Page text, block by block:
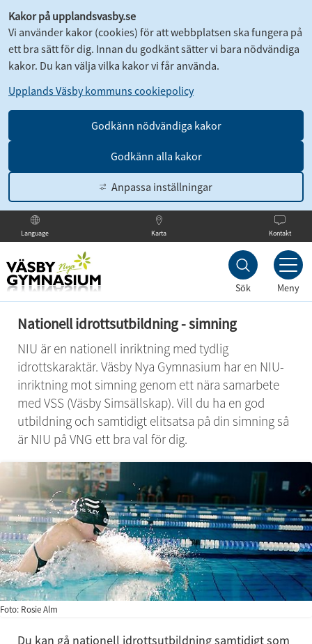
Kakor på upplandsvasby.se
Vi använder kakor (cookies) för att webbplatsen ska fungera på
ett bra sätt för dig. Innan du godkänt sätter vi bara nödvändiga
kakor. Du kan välja vilka kakor vi får använda.
Upplands Väsby kommuns cookiepolicy
Godkänn nödvändiga kakor
Godkänn alla kakor
Anpassa inställningar
Till
innehållet
Language Karta Kontakt
Sök Meny
Nationell idrottsutbildning - simning
NIU är en nationell inriktning med tydlig
idrottskaraktär. Väsby Nya Gymnasium har en NIU-
inriktning mot simning genom ett nära samarbete
med VSS (Väsby Simsällskap). Vill du ha en god
utbildning och samtidigt elitsatsa på din simning så
är NIU på VNG ett bra val för dig.
Foto: Rosie Alm
Du kan gå nationell idrottsutbildning samtidigt som